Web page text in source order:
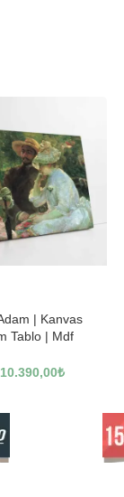
| Kanvas
Tablo | Mdf
10.390,00₺